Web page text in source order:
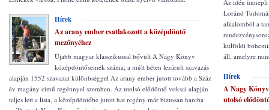
Hírek
Az arany ember csatlakozott a középdöntő
mezőnyéhez
Újabb magyar klasszikussal bővült A Nagy Könyv
középdöntőseinek száma; a múlt héten lezárult szavazás
alapján 1552 szavazat különbséggel Az arany ember jutott tovább a Száz
év magány című regénnyel szemben. Az utolsó elődöntő voksai alapján
teljes lett a lista, a középdöntőbe jutott hat regény már biztosan harcba
Az idén ünnepli
Loránd
alkalomból a
külföldi
áll, amelyre
Hírek
A Nagy
utolsó